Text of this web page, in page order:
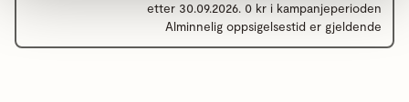
etter 30.09.2026. 0 kr i kampanjeperioden
Alminnelig oppsigelsestid er gjeldende